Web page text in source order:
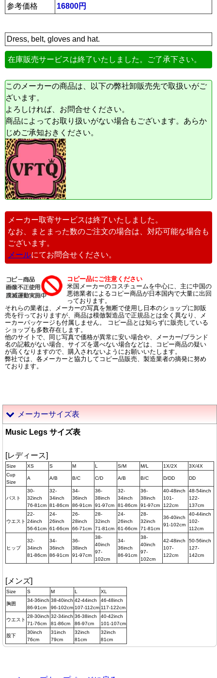
参考価格
16800円
Dress, belt, gloves and hat.
在庫販売サービスは終了いたしました。ご了承下さい。
このメーカーの商品は、以下の弊社卸販売先で取扱いがご
ざいます。
よろしければ、お問合せください。
商品によってお取り扱いがない場合もございます。あらか
じめご承知おきください。
メーカー取寄サービスは終了いたしました。
なお、まとまった数のご注文の場合は、対応可能な場合も
ございます。
メールにてお問合せください。
コピー品にご注意ください
米国メーカーのコスチュームを中心に、主に中国の
悪徳業者によるコピー商品が日本国内で大量に出回
っております。
それらの業者は、メーカーの写真を無断で使用し日本のショップに卸販
売を行っておりますが、商品は模倣製造品で正規品とは全く異なり、メ
ーカーパッケージも付属しません。 コピー品とは知らずに販売している
ショップも多数存在します。
他のサイトで、同じ写真で価格が異常に安い場合や、メーカー/ブランド
名の記載がない場合、サイズを選べない場合などは、コピー商品の疑い
が高くなりますので、購入されないようにお願いいたします。
弊社では、各メーカーと協力してコピー品販売、製造業者の摘発に努め
ております。
メーカーサイズ表
Music Legs サイズ表
[レディース]
Size XS S M L S/M M/L 1X/2X
3X/4X
Cup
Size
A A/B B/C C/D A/B B/C D/DD DD
バスト
30-
32inch
76-81cm
32-
34inch
81-86cm
34-
36inch
86-91cm
36-
38inch
91-97cm
32-
34inch
81-86cm
36-
38inch
91-97cm
40-48inch
101-
122cm
48-54inch
122-
137cm
ウエスト
22-
24inch
56-61cm
24-
26inch
61-66cm
26-
28inch
66-71cm
28-
32inch
71-81cm
24-
26inch
61-66cm
28-
32inch
71-81cm
36-40inch
91-102cm
40-44inch
102-
112cm
ヒップ
32-
34inch
81-86cm
34-
36inch
86-91cm
36-
38inch
91-97cm
38-
40inch
97-
102cm
34-
36inch
86-91cm
38-
40inch
97-
102cm
42-48inch
107-
122cm
50-56inch
127-
142cm
[メンズ]
Size S M L XL
胸囲
34-36inch
86-91cm
38-40inch
96-102cm
42-44inch
107-112cm
46-48inch
117-122cm
ウエスト
28-30inch
71-76cm
32-34inch
81-86cm
36-38inch
86-97cm
40-42inch
101-107cm
股下
30inch
76cm
31inch
79cm
32inch
81cm
32inch
81cm